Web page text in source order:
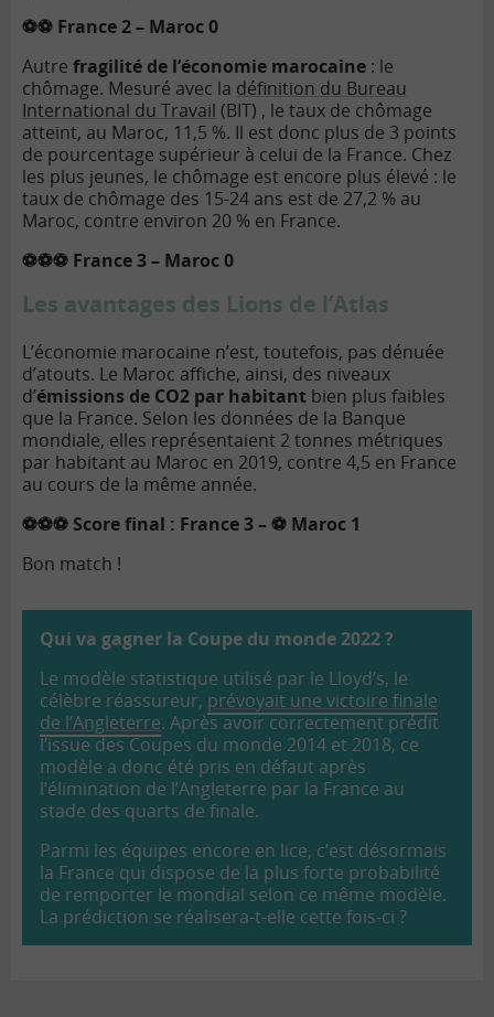
⚽⚽ France 2 – Maroc 0
Autre fragilité de l’économie marocaine : le
chômage. Mesuré avec la définition du Bureau
International du Travail (BIT) , le taux de chômage
atteint, au Maroc, 11,5 %. Il est donc plus de 3 points
de pourcentage supérieur à celui de la France. Chez
les plus jeunes, le chômage est encore plus élevé : le
taux de chômage des 15-24 ans est de 27,2 % au
Maroc, contre environ 20 % en France.
⚽⚽⚽ France 3 – Maroc 0
Les avantages des Lions de l’Atlas
L’économie marocaine n’est, toutefois, pas dénuée
d’atouts. Le Maroc affiche, ainsi, des niveaux
d’émissions de CO2 par habitant bien plus faibles
que la France. Selon les données de la Banque
mondiale, elles représentaient 2 tonnes métriques
par habitant au Maroc en 2019, contre 4,5 en France
au cours de la même année.
⚽⚽⚽ Score final : France 3 – ⚽ Maroc 1
Bon match !
Qui va gagner la Coupe du monde 2022 ?
Le modèle statistique utilisé par le Lloyd’s, le
célèbre réassureur, prévoyait une victoire finale
de l’Angleterre. Après avoir correctement prédit
l’issue des Coupes du monde 2014 et 2018, ce
modèle a donc été pris en défaut après
l’élimination de l’Angleterre par la France au
stade des quarts de finale.
Parmi les équipes encore en lice, c’est désormais
la France qui dispose de la plus forte probabilité
de remporter le mondial selon ce même modèle.
La prédiction se réalisera-t-elle cette fois-ci ?